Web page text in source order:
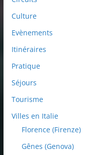
Culture
Evènements
Itinéraires
Pratique
Séjours
Tourisme
Villes en Italie
Florence (Firenze)
Gênes (Genova)